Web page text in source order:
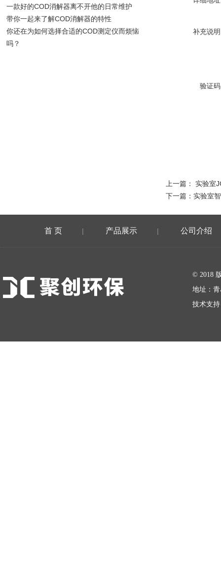
补充说
验证
上一篇： 实验室
下一篇： 实验室
一款好的COD消解器离不开他的日常维护
带你一起来了解COD消解器的特性
你还在为如何选择合适的COD测定仪而烦恼
吗？
首 页 | 产品展示 | 公司介绍
© 2018
地址：
技术支